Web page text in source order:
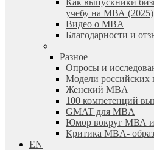
учебу на МВА (2025)
Видео о MBA
Благодарности и
—
Разное
Опросы и
Модели
Женский MBA
100 компетенций
GMAT для MBA
Юмор вокруг МВА и
Критика MBA-
EN